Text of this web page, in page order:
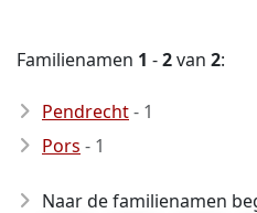
Familienamen 1 -2van 2:
Pendrecht- 1
Pors - 1
Naar de familienamen